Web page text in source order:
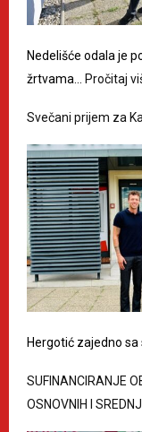
Nedelišće odala je
žrtvama…
Pročitaj
Svečani prijem za
Hergotić zajedno sa
SUFINANCIRANJE
OSNOVNIH I